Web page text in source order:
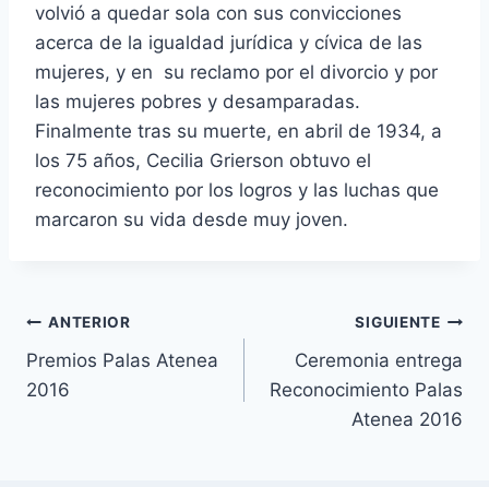
volvió a quedar sola con sus convicciones
acerca de la igualdad jurídica y cívica de las
mujeres, y en su reclamo por el divorcio y por
las mujeres pobres y desamparadas.
Finalmente tras su muerte, en abril de 1934, a
los 75 años, Cecilia Grierson obtuvo el
reconocimiento por los logros y las luchas que
marcaron su vida desde muy joven.
Navegación
de
ANTERIOR
Premios Palas Atenea
2016
SIGUIENTE
Ceremonia entrega
Reconocimiento Palas
Atenea 2016